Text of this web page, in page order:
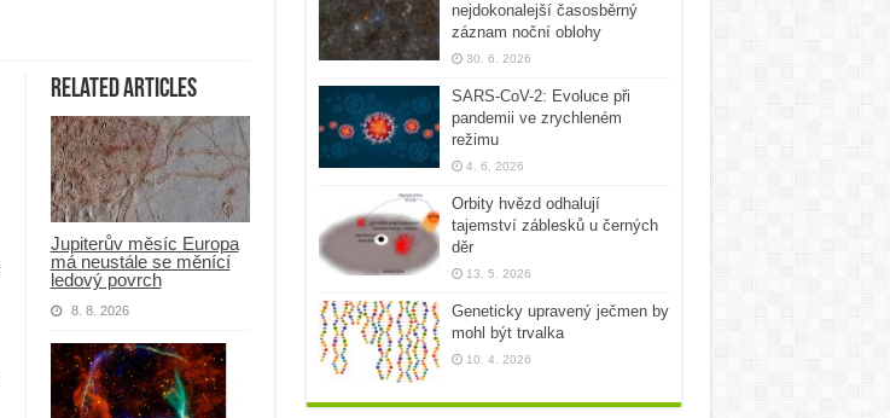
Related Articles
Jupiterův měsíc Europa
má neustále se měnící
ledový povrch
8. 8. 2026
nejdokonalejší časosběrný
záznam noční oblohy
30. 6. 2026
SARS-CoV-2: Evoluce při
pandemii ve zrychleném
režimu
4. 6. 2026
Orbity hvězd odhalují
tajemství záblesků u černých
děr
13. 5. 2026
Geneticky upravený ječmen by
mohl být trvalka
10. 4. 2026